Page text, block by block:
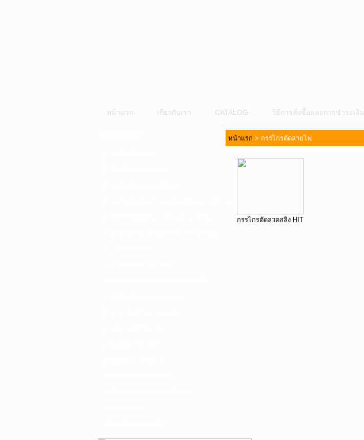
หน้าแรก เกี่ยวกับเรา CATALOG วิธีการสั่งซื้อและการชำระเงิน
หน้าแรก > กรรไกรตัดสายไฟ
กรรไกรตัดลวดสลิง HIT